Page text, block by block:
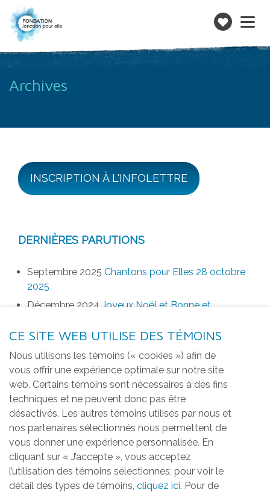
un
Toggle
Archives
INSCRIPTION À L'INFOLETTRE
DERNIÈRES PARUTIONS
Septembre 2025 Chantons pour Elles 28 octobre
2025
Décembre 2024 Joyeux Noël et Bonne et
Août 2024 Chantons pour Elles 7 novembre 2024
Archives
Se désabonner
Archives
CE SITE WEB UTILISE DES TÉMOINS
Nous utilisons les témoins (« cookies ») afin de
vous offrir une expérience optimale sur notre site
web. Certains témoins sont nécessaires à des fins
techniques et ne peuvent donc pas être
désactivés. Les autres témoins utilisés par nous et
nos partenaires sélectionnés nous permettent de
vous donner une expérience personnalisée. En
cliquant sur « J’accepte », vous acceptez
l’utilisation des témoins sélectionnés; pour voir le
détail des types de témoins, cliquez ici. Pour de